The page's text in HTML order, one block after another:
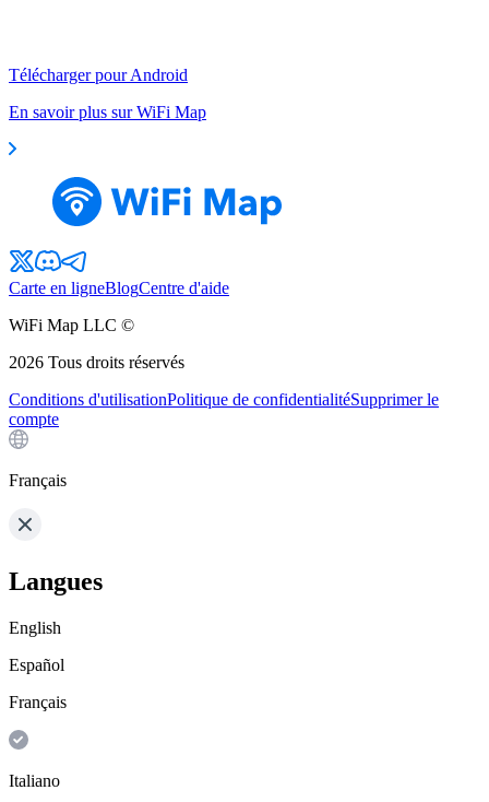
Télécharger pour Android
En savoir plus sur WiFi Map
Carte en ligneBlogCentre d'aide
WiFi Map LLC ©
2026 Tous droits réservés
Conditions d'utilisationPolitique de confidentialitéSupprimer le
compte
Français
Langues
English
Español
Français
Italiano